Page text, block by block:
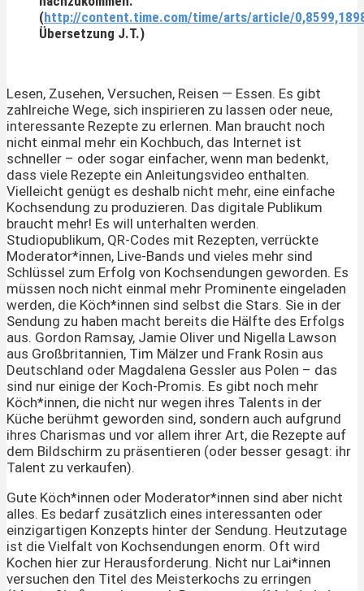
(http://content.time.com/time/arts/article/
Übersetzung J.T.)
Lesen, Zusehen, Versuchen, Reisen — Essen. Es gibt
zahlreiche Wege, sich inspirieren zu lassen oder neue,
interessante Rezepte zu erlernen. Man braucht noch
nicht einmal mehr ein Kochbuch, das Internet ist
schneller – oder sogar einfacher, wenn man bedenkt,
dass viele Rezepte ein Anleitungsvideo enthalten.
Vielleicht genügt es deshalb nicht mehr, eine einfache
Kochsendung zu produzieren. Das digitale Publikum
braucht mehr! Es will unterhalten werden.
Studiopublikum, QR-Codes mit Rezepten, verrückte
Moderator*innen, Live-Bands und vieles mehr sind
Schlüssel zum Erfolg von Kochsendungen geworden. Es
müssen noch nicht einmal mehr Prominente eingeladen
werden, die Köch*innen sind selbst die Stars. Sie in der
Sendung zu haben macht bereits die Hälfte des Erfolgs
aus. Gordon Ramsay, Jamie Oliver und Nigella Lawson
aus Großbritannien, Tim Mälzer und Frank Rosin aus
Deutschland oder Magdalena Gessler aus Polen – das
sind nur einige der Koch-Promis. Es gibt noch mehr
Köch*innen, die nicht nur wegen ihres Talents in der
Küche berühmt geworden sind, sondern auch aufgrund
ihres Charismas und vor allem ihrer Art, die Rezepte auf
dem Bildschirm zu präsentieren (oder besser gesagt: ihr
Talent zu verkaufen).
Gute Köch*innen oder Moderator*innen sind aber nicht
alles. Es bedarf zusätzlich eines interessanten oder
einzigartigen Konzepts hinter der Sendung. Heutzutage
ist die Vielfalt von Kochsendungen enorm. Oft wird
Kochen hier zur Herausforderung. Nicht nur Lai*innen
versuchen den Titel des Meisterkochs zu erringen